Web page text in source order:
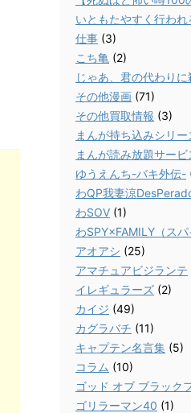
いともたやすく行わ
仕事 (3)
こち亀 (2)
じゃあ、君の代わり
その他漫画 (71)
その他買取情報 (3)
まんが持ち込みシリー
まんが読み放題サービ
ゆうえんち-バキ外伝-
わQP我妻涼
わSOV (1)
わSPY×FAMILY（スパ
アオアシ (25)
アマチュアビジランテ
イレギュラーズ (2)
カイジ (49)
カグラバチ (11)
キャプテン名言集 (5)
コラム (10)
ゴッド オブ ブラック
ゴリラーマン40 (1)